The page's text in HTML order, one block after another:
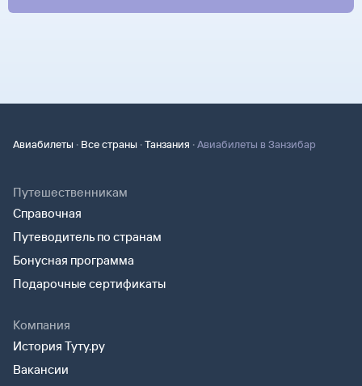
Авиабилеты · Все страны ·Танзания ·Авиабилеты в Занзибар
Путешественникам
Справочная
Путеводитель по странам
Бонусная программа
Подарочные сертификаты
Компания
История Туту.ру
Вакансии